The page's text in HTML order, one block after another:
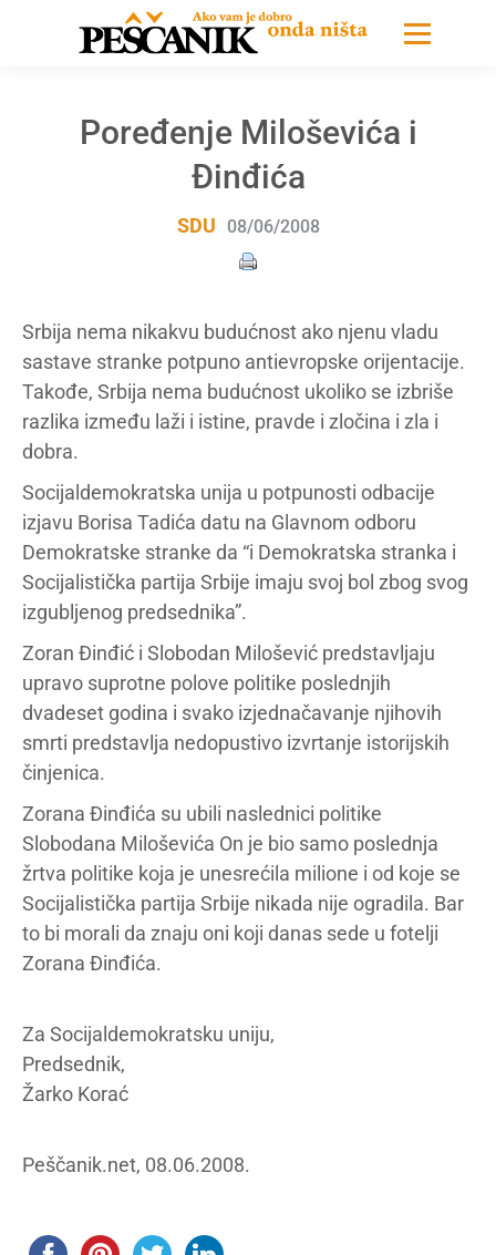
Poređenje Miloševića i
Đinđića
SDU 08/06/2008
Srbija nema nikakvu budućnost ako njenu vladu
sastave stranke potpuno antievropske orijentacije.
Takođe, Srbija nema budućnost ukoliko se izbriše
razlika između laži i istine, pravde i zločina i zla i
dobra.
Socijaldemokratska unija u potpunosti odbacije
izjavu Borisa Tadića datu na Glavnom odboru
Demokratske stranke da “i Demokratska stranka i
Socijalistička partija Srbije imaju svoj bol zbog svog
izgubljenog predsednika”.
Zoran Đinđić i Slobodan Milošević predstavljaju
upravo suprotne polove politike poslednjih
dvadeset godina i svako izjednačavanje njihovih
smrti predstavlja nedopustivo izvrtanje istorijskih
činjenica.
Zorana Đinđića su ubili naslednici politike
Slobodana Miloševića On je bio samo poslednja
žrtva politike koja je unesrećila milione i od koje se
Socijalistička partija Srbije nikada nije ogradila. Bar
to bi morali da znaju oni koji danas sede u fotelji
Zorana Đinđića.
Za Socijaldemokratsku uniju,
Predsednik,
Žarko Korać
Peščanik.net, 08.06.2008.